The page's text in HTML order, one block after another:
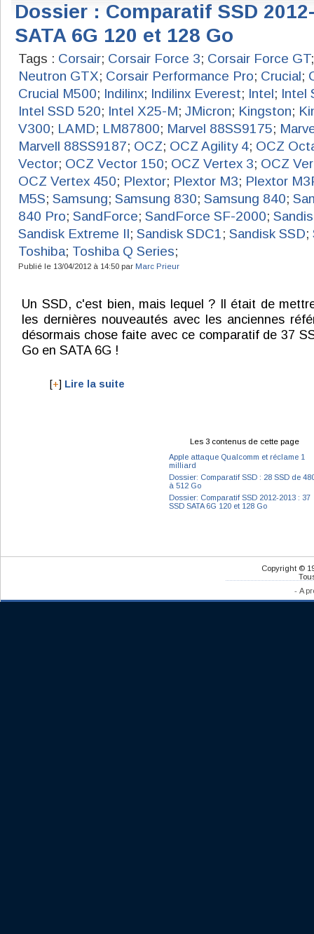
Dossier : Comparatif SSD
SATA 6G 120 et 128 Go
Tags : Corsair; Corsair Force 3; Corsair Force GT
Neutron GTX; Corsair Performance Pro; Crucial;
Crucial M500; Indilinx; Indilinx Everest; Intel; Intel
Intel SSD 520; Intel X25-M; JMicron; Kingston;
V300; LAMD; LM87800; Marvel 88SS9175;
Marvell 88SS9187; OCZ; OCZ Agility 4; OCZ
Vector; OCZ Vector 150; OCZ Vertex 3; OCZ
OCZ Vertex 450; Plextor; Plextor M3; Plextor
M5S; Samsung; Samsung 830; Samsung 840;
840 Pro; SandForce; SandForce SF-2000;
Sandisk Extreme II; Sandisk SDC1; Sandisk SSD;
Toshiba; Toshiba Q Series;
Publié le 13/04/2012 à 14:50 par Marc Prieur
Un SSD, c'est bien, mais lequel ? Il était de
les dernières nouveautés avec les anciennes
désormais chose faite avec ce comparatif de 37
Go en SATA 6G !
[+] Lire la suite
Les 3 contenus de cette page
Apple attaque Qualcomm et réclame 1
milliard
Dossier: Comparatif SSD : 28 SSD de
à 512 Go
Dossier: Comparatif SSD 2012-2013 : 37
SSD SATA 6G 120 et 128 Go
Copyright ©
- A